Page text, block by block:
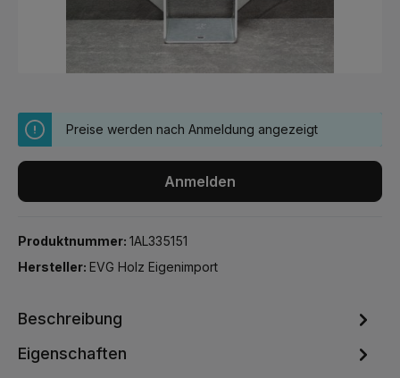
Preise werden nach Anmeldung angezeigt
Anmelden
Produktnummer: 1AL335151
Hersteller: EVG Holz Eigenimport
Beschreibung
Eigenschaften